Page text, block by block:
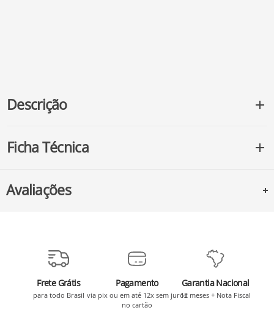
Descrição
Ficha Técnica
Avaliações
Frete Grátis
para todo Brasil
Pagamento
via pix ou em até 12x sem juros
no cartão
Garantia Nacional
12 meses + Nota Fiscal